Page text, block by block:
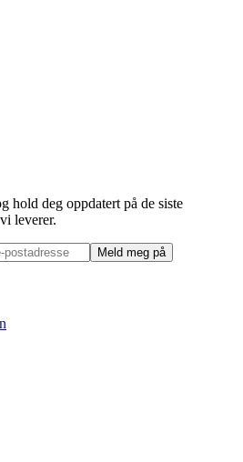
hold deg oppdatert på de siste
leverer.
Meld meg på